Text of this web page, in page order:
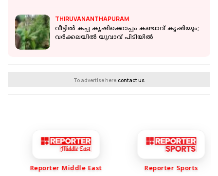
THIRUVANANTHAPURAM
വീട്ടില്‍ കപ്പ കൃഷിക്കൊപ്പം കഞ്ചാവ് കൃഷിയും;
വര്‍ക്കലയില്‍ യുവാവ് പിടിയില്‍
To advertise here,contact us
Reporter Middle East Reporter Sports